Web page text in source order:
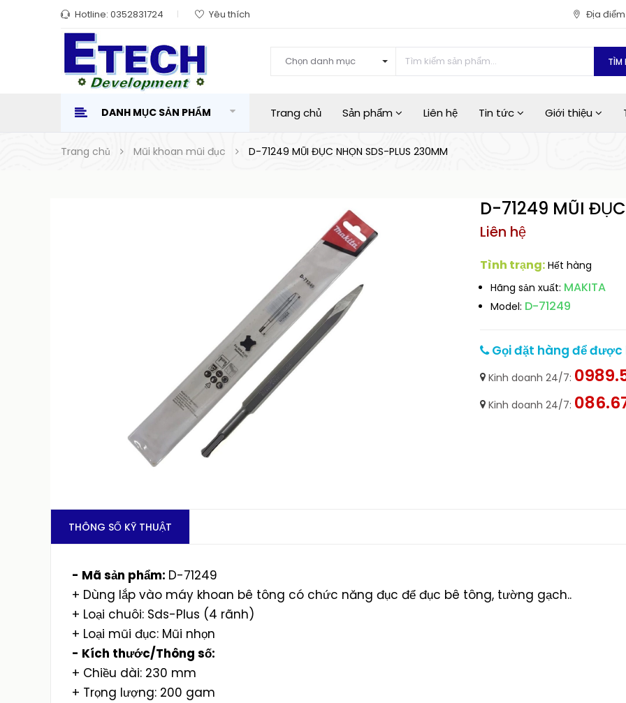
Hotline: 0352831724 Yêu thích Địa
Chọn danh mục TÌM
DANH MỤC SẢN PHẨM Trang chủ Sản phẩm Liên hệ Tin tức Giới thiệu
Trang chủ Mũi khoan mũi đục D-71249 MŨI ĐỤC NHỌN SDS-PLUS 230MM
D-71249 MŨI
Liên hệ
Tình trạng: Hết hàng
Hãng sản xuất: MAKITA
Model: D-71249
Gọi đặt hàng để
Kinh doanh 24/7:
Kinh doanh 24/7:
THÔNG SỐ KỸ THUẬT
- Mã sản phẩm: D-71249
+ Dùng lắp vào máy khoan bê tông có chức năng đục để đục bê tông, tường gạch..
+ Loại chuôi: Sds-Plus (4 rãnh)
+ Loại mũi đục: Mũi nhọn
- Kích thước/Thông số:
+ Chiều dài: 230 mm
+ Trọng lượng: 200 gam